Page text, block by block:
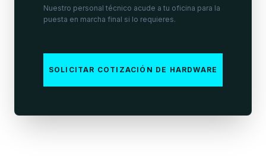
Nuestro personal técnico acude a tu oficina para la
puesta en marcha final si lo requieres.
SOLICITAR COTIZACIÓN DE HARDWARE